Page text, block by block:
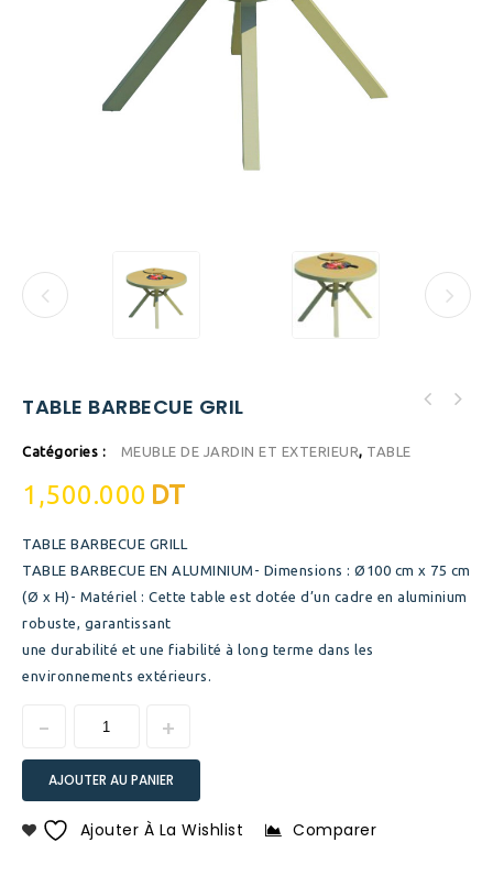
TABLE BARBECUE GRIL
Catégories : MEUBLE DE JARDIN ET EXTERIEUR, TABLE
1,500.000 DT
TABLE BARBECUE GRILL
TABLE BARBECUE EN ALUMINIUM- Dimensions : Ø100 cm x 75 cm
(Ø x H)- Matériel : Cette table est dotée d’un cadre en aluminium
robuste, garantissant
une durabilité et une fiabilité à long terme dans les
environnements extérieurs.
AJOUTER AU PANIER
Ajouter À La Wishlist Comparer